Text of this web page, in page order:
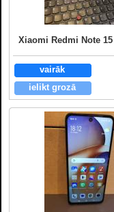
Xiaomi Redmi Note
vairāk
ielikt grozā